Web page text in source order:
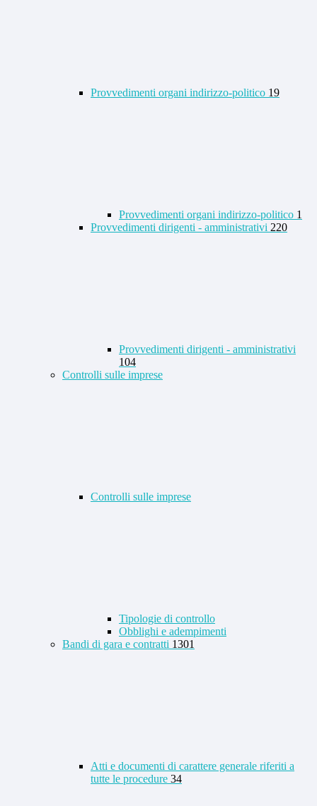
Provvedimenti organi indirizzo-politico 19
Provvedimenti organi indirizzo-politico 1
Provvedimenti dirigenti - amministrativi 220
Provvedimenti dirigenti - amministrativi
104
Controlli sulle imprese
Controlli sulle imprese
Tipologie di controllo
Obblighi e adempimenti
Bandi di gara e contratti 1301
Atti e documenti di carattere generale riferiti a
tutte le procedure 34